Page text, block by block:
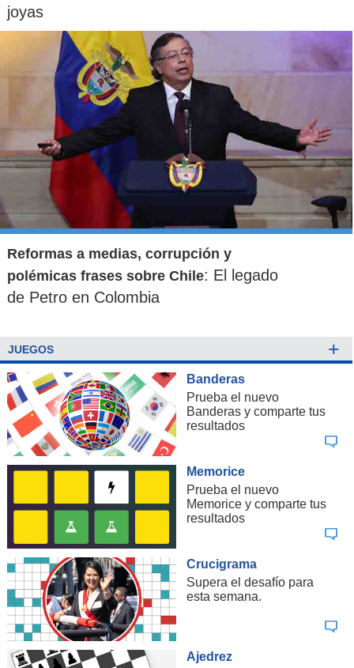
joyas
Reformas a medias, corrupción y
polémicas frases sobre Chile: El legado
de Petro en Colombia
JUEGOS +
Banderas
Prueba el nuevo
Banderas y comparte tus
resultados
Memorice
Prueba el nuevo
Memorice y comparte tus
resultados
Crucigrama
Supera el desafío para
esta semana.
Ajedrez